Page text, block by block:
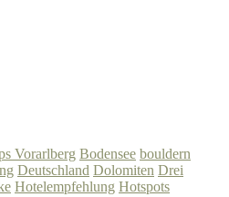
Vorarlberg Bodensee bouldern
Deutschland Dolomiten Drei
Hotelempfehlung Hotspots